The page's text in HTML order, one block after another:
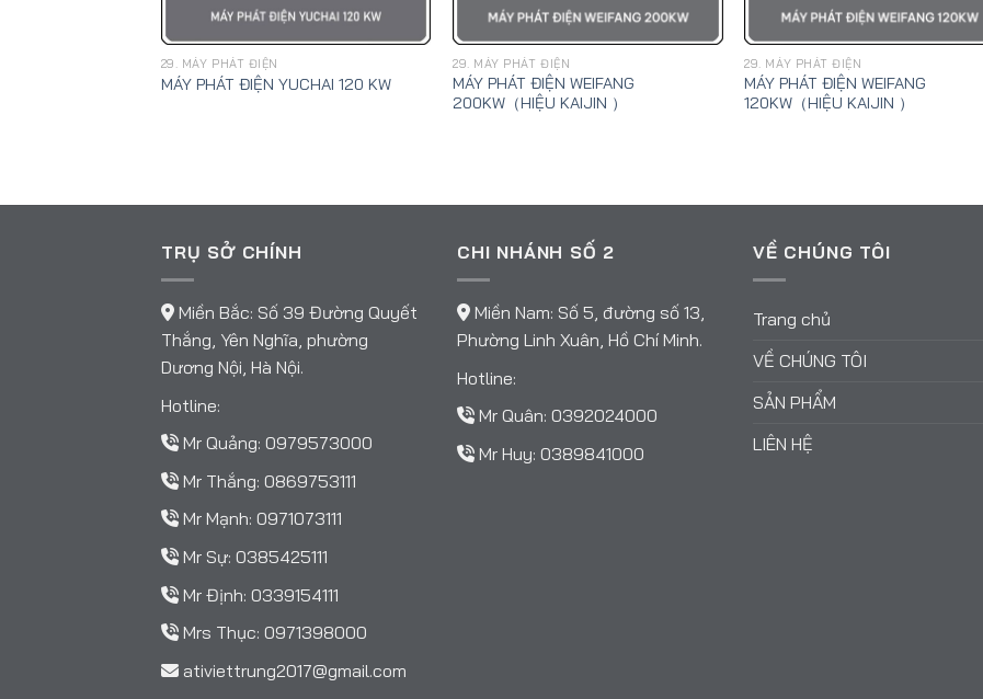
29. MÁY PHÁT ĐIỆN
MÁY PHÁT ĐIỆN YUCHAI 120 KW
29. MÁY PHÁT ĐIỆN
MÁY PHÁT ĐIỆN WEIFANG
200KW（HIỆU KAIJIN ）
29. MÁY PHÁT ĐIỆN
MÁY PHÁT ĐIỆN WEIFANG
120KW（HIỆU KAIJIN ）
TRỤ SỞ CHÍNH
Miền Bắc: Số 39 Đường Quyết
Thắng, Yên Nghĩa, phường
Dương Nội, Hà Nội.
Hotline:
Mr Quảng: 0979573000
Mr Thắng: 0869753111
Mr Mạnh: 0971073111
Mr Sự: 0385425111
Mr Định: 0339154111
Mrs Thục: 0971398000
ativiettrung2017@gmail.com
CHI NHÁNH SỐ 2
Miền Nam: Số 5, đường số 13,
Phường Linh Xuân, Hồ Chí Minh.
Hotline:
Mr Quân: 0392024000
Mr Huy: 0389841000
VỀ CHÚNG TÔI
Trang chủ
VỀ CHÚNG TÔI
SẢN PHẨM
LIÊN HỆ